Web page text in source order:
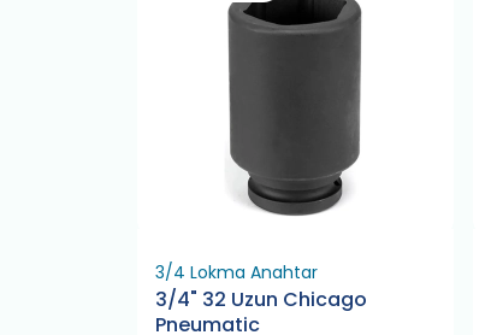
3/4 Lokma Anahtar
3/4" 32 Uzun Chicago
Pneumatic